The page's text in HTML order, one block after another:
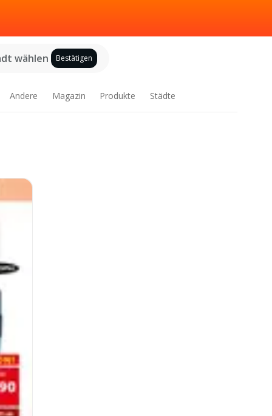
wählen Bestätigen
Andere Magazin Produkte Städte